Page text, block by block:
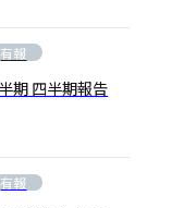
有報
期 四半期報告
有報